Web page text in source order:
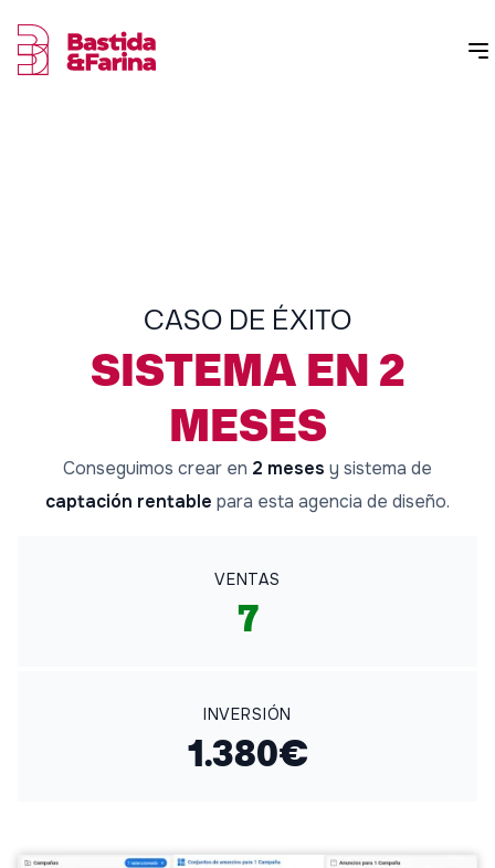
CASO DE ÉXITO
SISTEMA EN 2
MESES
Conseguimos crear en 2 meses y sistema de
captación rentable para esta agencia de diseño.
VENTAS
7
INVERSIÓN
1.380€